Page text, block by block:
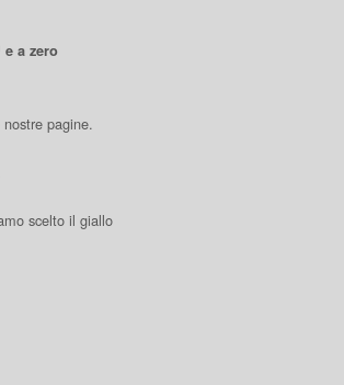
a zero
pagine.
scelto il giallo